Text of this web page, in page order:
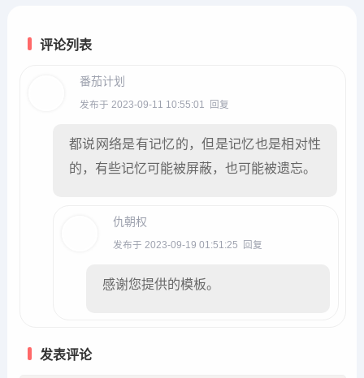
评论列表
番茄计划
发布于 2023-09-11 10:55:01 回复
都说网络是有记忆的，但是记忆也是相对性
的，有些记忆可能被屏蔽，也可能被遗忘。
仇朝权
发布于 2023-09-19 01:51:25 回复
感谢您提供的模板。
发表评论